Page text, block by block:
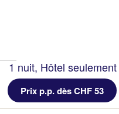
1 nuit, Hôtel seulement
Prix p.p. dès CHF 53